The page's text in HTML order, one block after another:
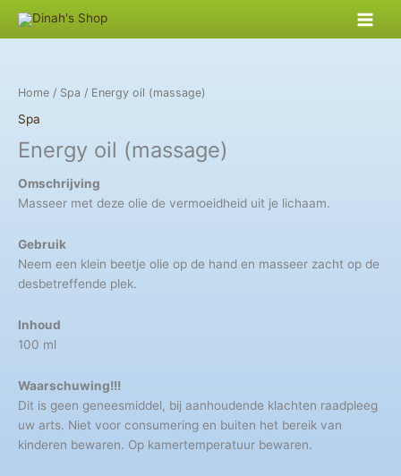
Home / Spa / Energy oil (massage)
Spa
Energy oil (massage)
Omschrijving
Masseer met deze olie de vermoeidheid uit je lichaam.
Gebruik
Neem een klein beetje olie op de hand en masseer zacht op de
desbetreffende plek.
Inhoud
100 ml
Waarschuwing!!!
Dit is geen geneesmiddel, bij aanhoudende klachten raadpleeg
uw arts. Niet voor consumering en buiten het bereik van
kinderen bewaren. Op kamertemperatuur bewaren.